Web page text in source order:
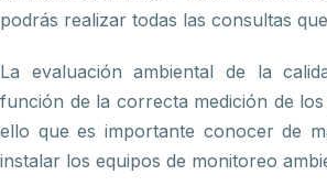
podrás realizar todas las consultas
La evaluación ambiental de la
función de la correcta medición de
ello que es importante conocer de
instalar los equipos de monitoreo